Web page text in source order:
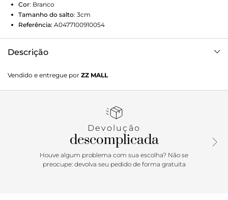
Cor: Branco
Tamanho do salto: 3cm
Referência: A0477100910054
Descrição
redondo. Traz tiras largas dividindo os dedos. Com palmilha
da cor do modelo e inscrição do nome da marca. Aberta, a
Vendido e entregue por ZZ MALL
Devolução
descomplicada
Houve algum problema com sua escolha? Não se
preocupe: devolva seu pedido de forma gratuita